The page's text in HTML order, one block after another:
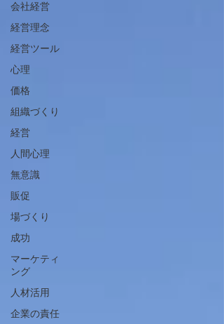
会社経営
経営理念
経営ツール
心理
価格
組織づくり
経営
人間心理
無意識
販促
場づくり
成功
マーケティ
ング
人材活用
企業の責任